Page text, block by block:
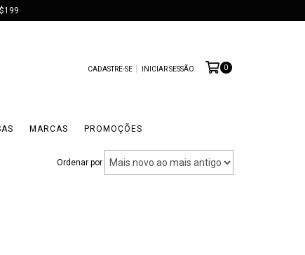
CADASTRE-SE INICIAR SESSÃO 0
MARCAS PROMOÇÕES
Ordenar por